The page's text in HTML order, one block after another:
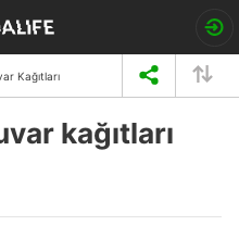
Kağıtları
kağıtları